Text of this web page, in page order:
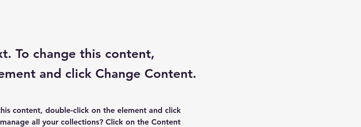
To change this content,
and click Change Content.
content, double-click on the element and click
all your collections? Click on the Content